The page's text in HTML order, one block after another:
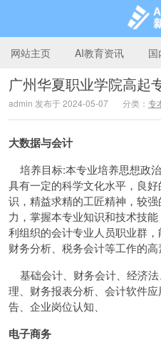
AI教
网站主页 AI教育资讯 国
广州华夏职业学院高起
admin 发布于 2024-05-07 分类： 专
大数据与会计
培养目标:本专业培养思想政
具有一定的科学文化水平，良
识，精益求精的工匠精神，较
力，掌握本专业知识和技术技
利组织的会计专业人员职业群，
财务分析、税务会计等工作的高
基础会计、财务会计、经济
理、财务报表分析、会计软件
告、企业岗位认知、
电子商务